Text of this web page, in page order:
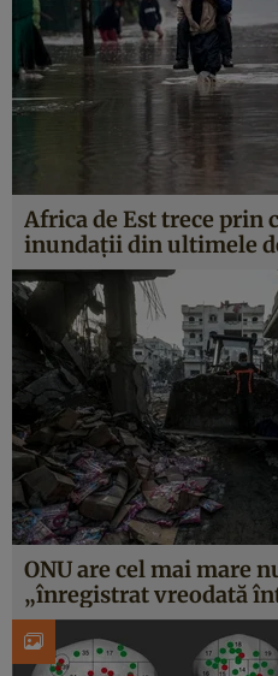
Africa de Est trece prin
inundații din ultimele
ONU are cel mai mare
„înregistrat vreodată